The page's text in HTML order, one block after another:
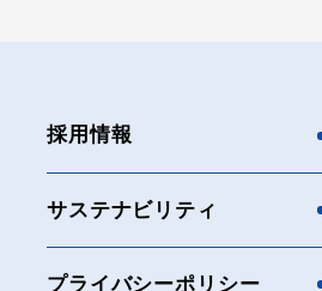
採用情報
サステナビリティ
プライバシーポリシー